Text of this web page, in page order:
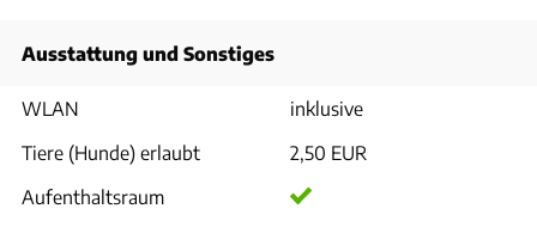
Ausstattung und Sonstiges
WLAN
inklusive
Tiere (Hunde) erlaubt
2,50 EUR
Aufenthaltsraum